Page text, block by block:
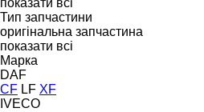
Тип запчастини
оригінальна запчастина
показати всі
Марка
DAF
CF LF XF
IVECO